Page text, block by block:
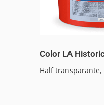
Color LA
Half